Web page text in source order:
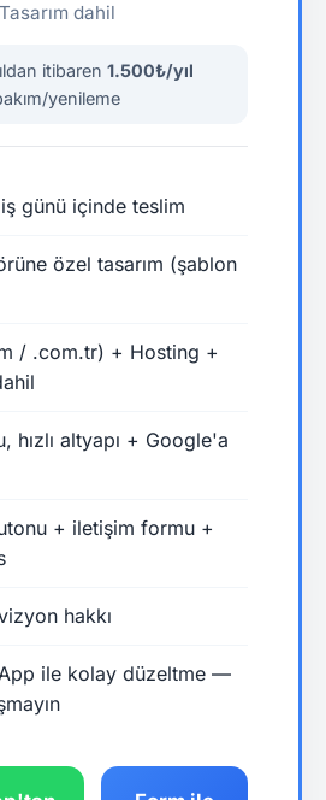
Tasarım dahil
itibaren 1.500₺/yıl
yenileme
günü içinde teslim
özel tasarım (şablon
/ .com.tr) + Hosting +
hızlı altyapı + Google'a
+ iletişim formu +
hakkı
ile kolay düzeltme —